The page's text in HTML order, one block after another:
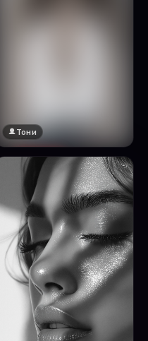
🔞 18+
Натисни за преглед
Тони